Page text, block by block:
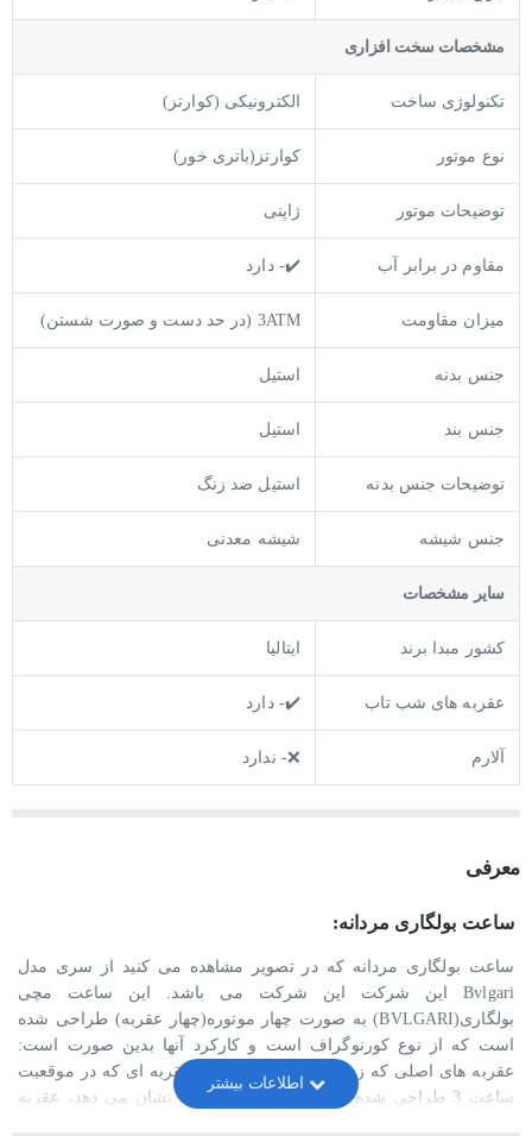
مشخصات سخت افزاری
تکنولوژی ساخت الکترونیکی (کوارتز)
نوع موتور کوارتز(باتری خور)
توضیحات موتور ژاپنی
مقاوم در برابر آب ✔️- دارد
میزان مقاومت 3ATM (در حد دست و صورت شستن)
جنس بدنه استیل
جنس بند استیل
توضيحات جنس بدنه استیل ضد زنگ
جنس شیشه شیشه معدنی
ساير مشخصات
کشور مبدا برند ایتالیا
عقربه های شب تاب ✔️- دارد
آلارم ❌- ندارد
معرفی
ساعت بولگاری مردانه:
ساعت بولگاری مردانه که در تصویر مشاهده می کنید از سری مدل
Bvlgari این شرکت این شرکت می باشد. این ساعت مچی
بولگاری(BVLGARI) به صورت چهار موتوره(چهار عقربه) طراحی شده
است که از نوع کورنوگراف است و کارکرد آنها بدین صورت است:
عقربه های اصلی که زمان را نشان می دهند، عقربه ای که در موقعیت
ساعت 3 طراحی شده 24 ساعت شبانه روز را نشان می دهد، عقربه